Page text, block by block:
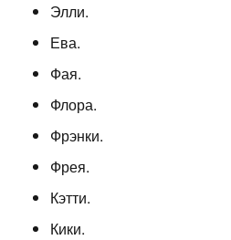
Элли.
Ева.
Фая.
Флора.
Фрэнки.
Фрея.
Кэтти.
Кики.